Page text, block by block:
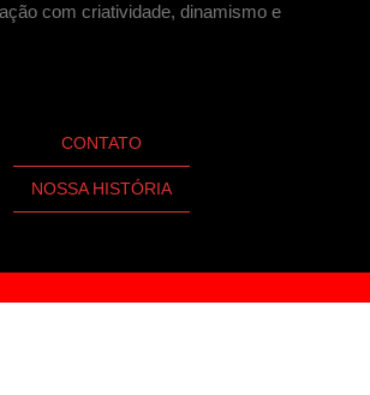
com criatividade, dinamismo e
CONTATO
NOSSA HISTÓRIA